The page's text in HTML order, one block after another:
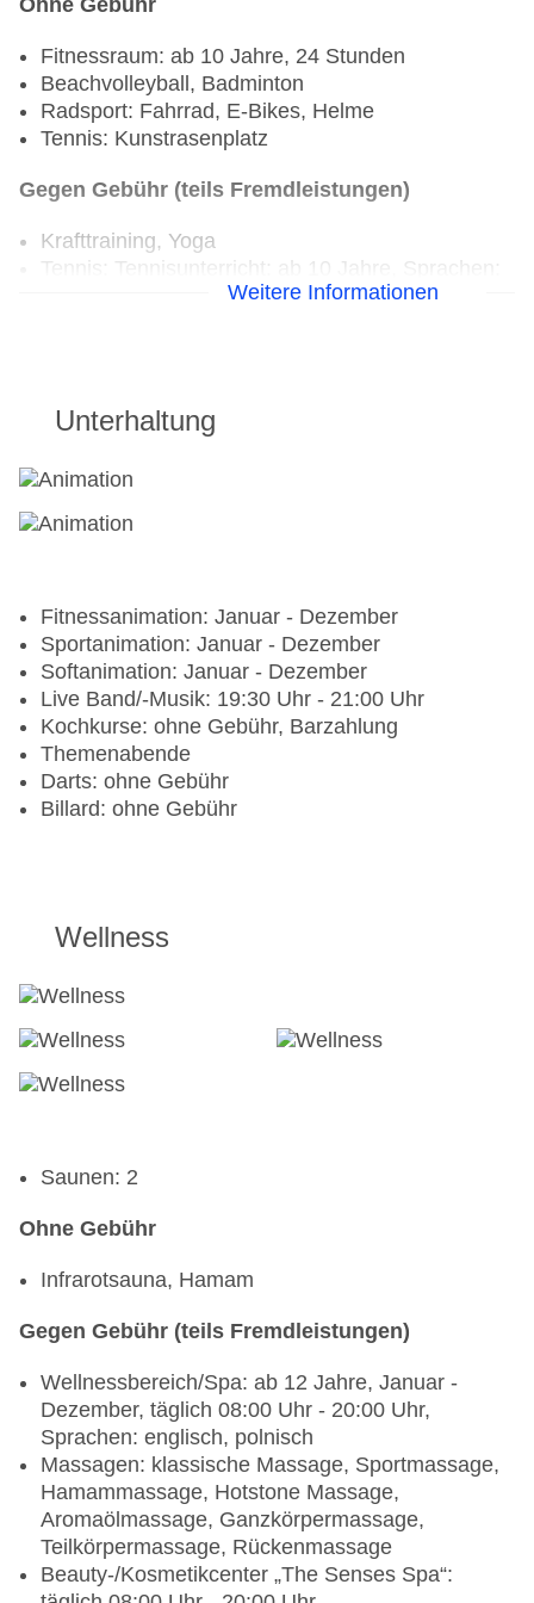
Ohne Gebühr
Fitnessraum: ab 10 Jahre, 24 Stunden
Beachvolleyball, Badminton
Radsport: Fahrrad, E-Bikes, Helme
Tennis: Kunstrasenplatz
Gegen Gebühr (teils Fremdleistungen)
Krafttraining, Yoga
Tennis: Tennisunterricht: ab 10 Jahre, Sprachen:
Weitere Informationen
Unterhaltung
Fitnessanimation: Januar - Dezember
Sportanimation: Januar - Dezember
Softanimation: Januar - Dezember
Live Band/-Musik: 19:30 Uhr - 21:00 Uhr
Kochkurse: ohne Gebühr, Barzahlung
Themenabende
Darts: ohne Gebühr
Billard: ohne Gebühr
Wellness
Saunen: 2
Ohne Gebühr
Infrarotsauna, Hamam
Gegen Gebühr (teils Fremdleistungen)
Wellnessbereich/Spa: ab 12 Jahre, Januar -
Dezember, täglich 08:00 Uhr - 20:00 Uhr,
Sprachen: englisch, polnisch
Massagen: klassische Massage, Sportmassage,
Hamammassage, Hotstone Massage,
Aromaölmassage, Ganzkörpermassage,
Teilkörpermassage, Rückenmassage
Beauty-/Kosmetikcenter „The Senses Spa“: